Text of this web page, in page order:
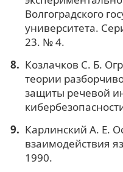
Волгоградского
университета.
23. № 4.
Козлачков С. Б.
теории
защиты речевой
Карлинский А. Е.
взаимодействия
1990.